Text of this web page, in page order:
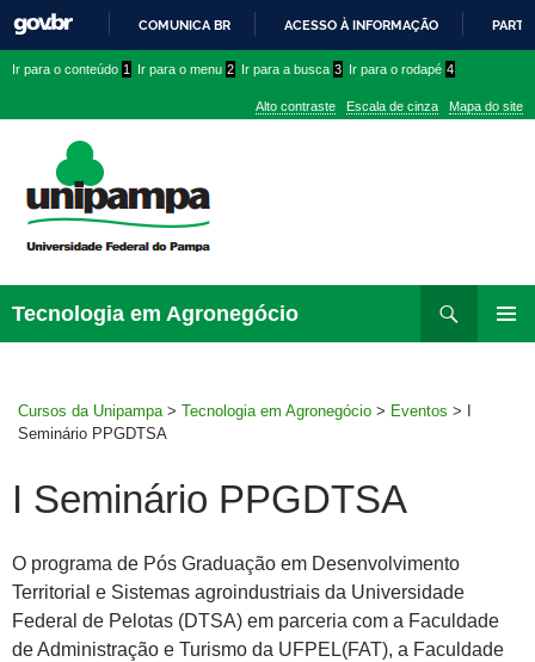
PARA
CONTEÚDO
COMUNICA BR ACESSO À INFORMAÇÃO
conteúdo
menu
superior
menu
Ir para o conteúdo 1 Ir para o menu 2 Ir para a busca 3 Ir para o rodapé 4
Alto contraste Escala de cinza Mapa do site
Tecnologia em Agronegócio
Cursos da Unipampa > Tecnologia em Agronegócio > Eventos > I
Seminário PPGDTSA
I Seminário PPGDTSA
O programa de Pós Graduação em Desenvolvimento
Territorial e Sistemas agroindustriais da Universidade
Federal de Pelotas (DTSA) em parceria com a Faculdade
de Administração e Turismo da UFPEL(FAT), a Faculdade